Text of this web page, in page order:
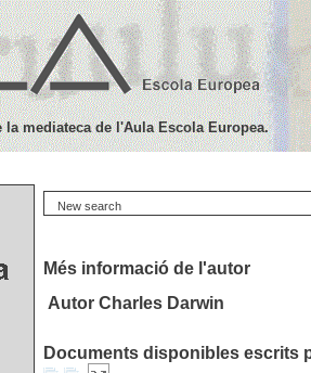
New search
Més informació de l'autor
Autor Charles Darwin
Documents disponibles escrits
mediateca de l'Aula Escola Europea.